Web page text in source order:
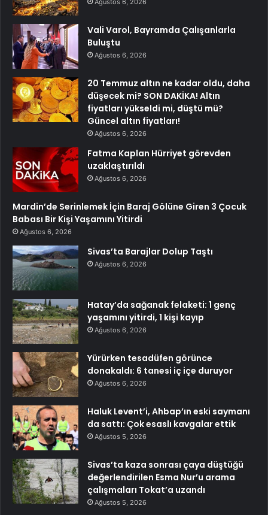
Vali Varol, Bayramda Çalışanlarla
Buluştu
Ağustos 6, 2026
20 Temmuz altın ne kadar oldu, daha
düşecek mi? SON DAKİKA! Altın
fiyatları yükseldi mi, düştü mü?
Güncel altın fiyatları!
Ağustos 6, 2026
Fatma Kaplan Hürriyet görevden
uzaklaştırıldı
Ağustos 6, 2026
Mardin’de Serinlemek İçin Baraj Gölüne Giren 3 Çocuk
Babası Bir Kişi Yaşamını Yitirdi
Ağustos 6, 2026
Sivas’ta Barajlar Dolup Taştı
Ağustos 6, 2026
Hatay’da sağanak felaketi: 1 genç
yaşamını yitirdi, 1 kişi kayıp
Ağustos 6, 2026
Yürürken tesadüfen görünce
donakaldı: 6 tanesi iç içe duruyor
Ağustos 6, 2026
Haluk Levent’i, Ahbap’ın eski saymanı
da sattı: Çok esaslı kavgalar ettik
Ağustos 5, 2026
Sivas’ta kaza sonrası çaya düştüğü
değerlendirilen Esma Nur’u arama
çalışmaları Tokat’a uzandı
Ağustos 5, 2026